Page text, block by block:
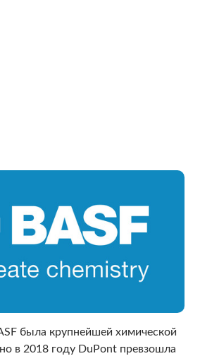
была крупнейшей химической
в 2018 году DuPont превзошла